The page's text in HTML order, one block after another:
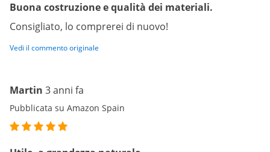
Buona costruzione e qualità dei materiali.
Consigliato, lo comprerei di nuovo!
Vedi il commento originale
Martin 3 anni fa
Pubblicata su Amazon Spain